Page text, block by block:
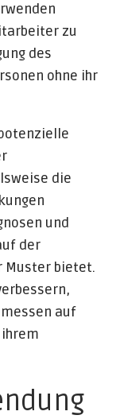
zu
des
ohne ihr
die
und
der
Muster bietet.
auf